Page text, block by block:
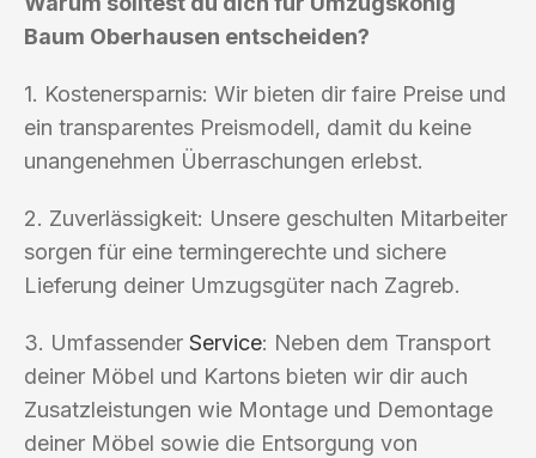
Baum Oberhausen entscheiden?
1. Kostenersparnis: Wir bieten dir faire Preise und
ein transparentes Preismodell, damit du keine
unangenehmen Überraschungen erlebst.
2. Zuverlässigkeit: Unsere geschulten Mitarbeiter
sorgen für eine termingerechte und sichere
Lieferung deiner Umzugsgüter nach Zagreb.
3. Umfassender Service: Neben dem Transport
deiner Möbel und Kartons bieten wir dir auch
Zusatzleistungen wie Montage und Demontage
deiner Möbel sowie die Entsorgung von